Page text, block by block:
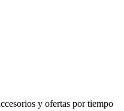
y ofertas por tiempo